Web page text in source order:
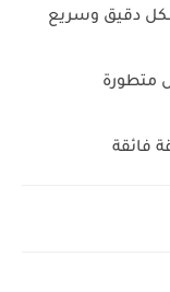
دقيق وسريع
متطورة
فائقة